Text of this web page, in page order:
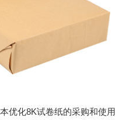
优化8K试卷纸的采购和使用